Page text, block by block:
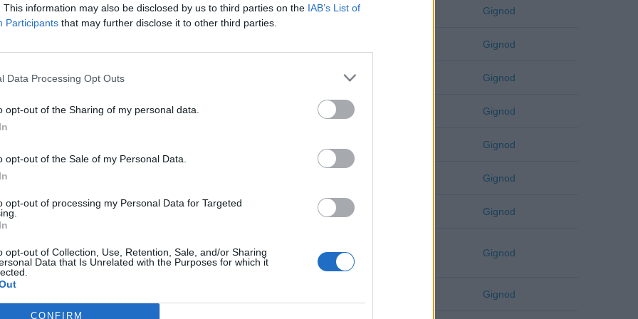
This information may also be disclosed by us to third parties on the IAB’s List of
Participants that may further disclose it to other third parties.
Data Processing Opt Outs
opt-out of the Sharing of my personal data.
opt-out of the Sale of my Personal Data.
opt-out of processing my Personal Data for Targeted
opt-out of Collection, Use, Retention, Sale, and/or Sharing
Data that Is Unrelated with the Purposes for which it
CONFIRM
0-1 milioni 55.10.00 Gignod
Gignod
Gignod
S.R.L. 0-1 milioni Gignod
Gignod
ALDO Gignod
Gignod
AGRICOLA AMICI A 4 ZAMPE
PASTORET E ANG
Gignod
Gignod